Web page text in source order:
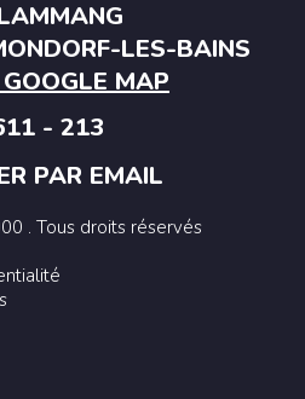
LES-BAINS
MAP
- 213
PAR EMAIL
. Tous droits réservés